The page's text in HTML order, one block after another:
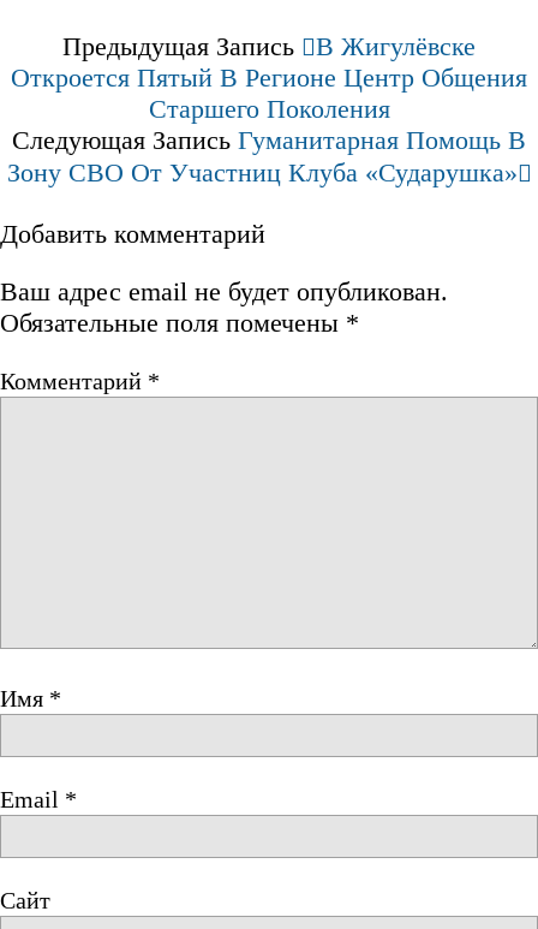
Предыдущая Запись
В Жигулёвске
Откроется Пятый В Регионе Центр Общения
Старшего Поколения
Следующая Запись Гуманитарная Помощь В
Зону СВО От Участниц Клуба «Сударушка»
Добавить комментарий
Ваш адрес email не будет опубликован.
Обязательные поля помечены *
Комментарий *
Имя *
Email *
Сайт